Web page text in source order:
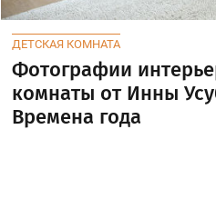
ДЕТСКАЯ КОМНАТА
Фотографии
комнаты от Инны
Времена года